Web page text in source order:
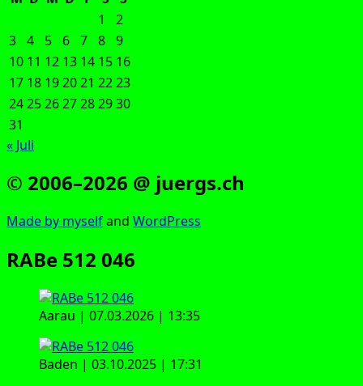
1
2
3 4 5 6 7 8 9
10 11 12 13 14 15 16
17 18 192021 2223
24252627282930
31
« Juli
© 2006–2026 @ juergs.ch
Made by mys­elfand Word­Press
RABe 512 046
Aar­au | 07.03.2026 | 13:35
Baden | 03.10.2025 | 17:31